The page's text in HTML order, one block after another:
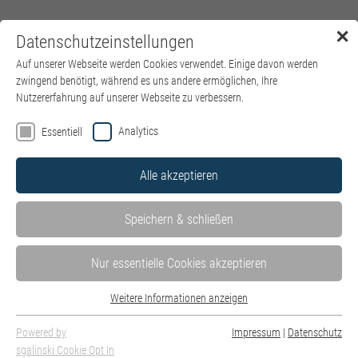
Menü
Seit 25 Jahren geht Evi Thurner-McMorland "jeden Tag gerne in
die sich gemeinsam mit Herzblut für unsere Patienten einsetzen.
✕
Datenschutzeinstellungen
Auf unserer Webseite werden Cookies verwendet. Einige davon werden
zwingend benötigt, während es uns andere ermöglichen, Ihre
Nutzererfahrung auf unserer Webseite zu verbessern.
Essentiell Analytics
Alle akzeptieren
Speichern & schließen
Nur essentielle Cookies akzeptieren
Essentielle Cookies werden für grundlegende Funktionen der Webseite
benötigt. Dadurch ist gewährleistet, dass die Webseite einwandfrei
Weitere Informationen anzeigen
Powered by
sgalinski Cookie Opt In
Impressum | Datenschutz